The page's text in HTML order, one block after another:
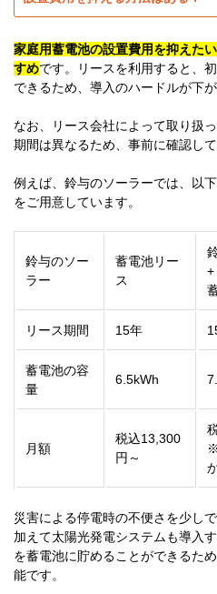
家庭用蓄電池の設置費用を抑えた
すめです。リースを利用すると、
できるため、導入のハードルが下が
なお、リース会社によって取り扱
期間は異なるため、事前に確認し
例えば、鈴与のソーラーでは、以
をご用意しています。
鈴与のソー
ラー
蓄電池リー
ス
+
リース期間 15年
蓄電池の容
量
6.5kWh
月額
税込13,300
円～
災害による停電時の不便さを少し
加えて太陽光発電システムも導入
を蓄電池に貯めることができるた
能です。